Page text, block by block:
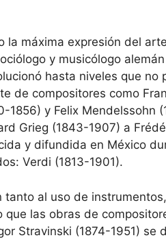
máxima expresión del
y musicólogo
hasta niveles que
de compositores como
y Felix Mendelssohn
Grieg (1843-1907) a
y difundida en México
Verdi (1813-1901).
al uso de
las obras de
Stravinski (1874-1951)